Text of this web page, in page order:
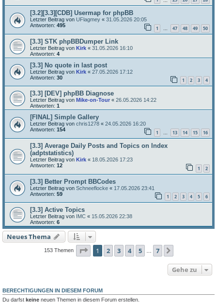
[3.2][3.3][CDB] Usermap for phpBB
Letzter Beitrag von UFlagmey « 31.05.2026 20:05
Antworten: 495 1 … 47 48 49 50
[3.3] STK phpBBDumper Link
Letzter Beitrag von Kirk « 31.05.2026 16:10
Antworten: 4
[3.3] No quote in last post
Letzter Beitrag von Kirk « 27.05.2026 17:12
Antworten: 30 1 2 3 4
[3.3] [DEV] phpBB Diagnose
Letzter Beitrag von Mike-on-Tour « 26.05.2026 14:22
Antworten: 1
[FINAL] Simple Gallery
Letzter Beitrag von chris1278 « 24.05.2026 16:20
Antworten: 154 1 … 13 14 15 16
[3.3] Average Daily Posts and Topics on Index
(adptstatistics)
Letzter Beitrag von Kirk « 18.05.2026 17:23
Antworten: 12 1 2
[3.3] Better Prompt BBCodes
Letzter Beitrag von Schneeflocke « 17.05.2026 23:41
Antworten: 59 1 2 3 4 5 6
[3.3] Active Topics
Letzter Beitrag von IMC « 15.05.2026 22:38
Antworten: 6
Neues Thema
153 Themen Seite 1von
1 2 3 4 5 7
Gehe zu
BERECHTIGUNGEN IN DIESEM FORUM
Du darfst keine neuen Themen in diesem Forum erstellen.